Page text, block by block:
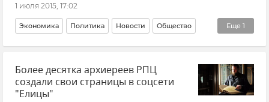
1 июля 2015, 17:02
Еще 1
Экономика Политика Новости Общество
Мнения
Более десятка архиереев РПЦ
создали свои страницы в соцсети
"Елицы"